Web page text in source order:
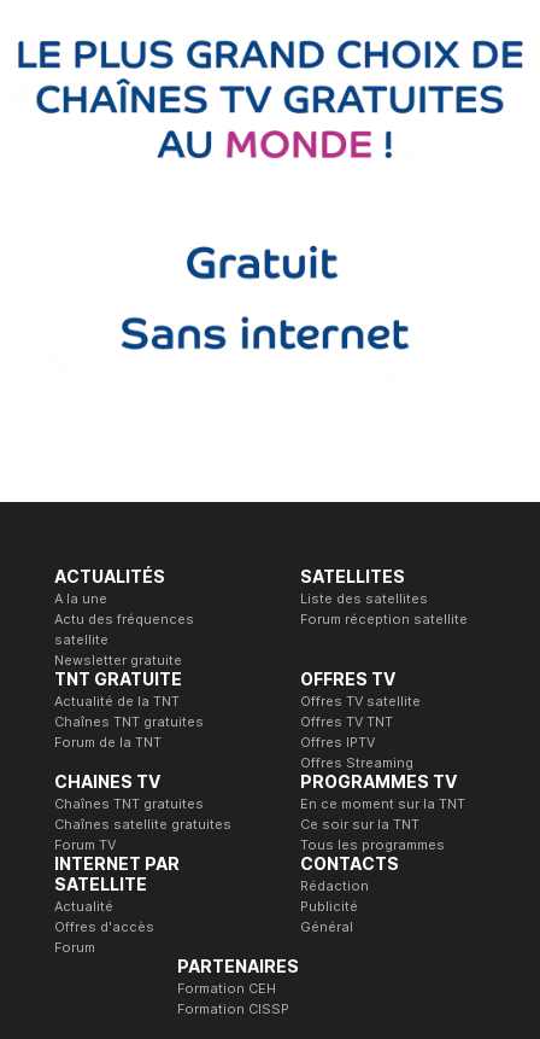
ACTUALITÉS
A la une
Actu des fréquences
satellite
Newsletter gratuite
SATELLITES
Liste des satellites
Forum réception satellite
TNT GRATUITE
Actualité de la TNT
Chaînes TNT gratuites
Forum de la TNT
OFFRES TV
Offres TV satellite
Offres TV TNT
Offres IPTV
Offres Streaming
CHAINES TV
Chaînes TNT gratuites
Chaînes satellite gratuites
Forum TV
PROGRAMMES TV
En ce moment sur la TNT
Ce soir sur la TNT
Tous les programmes
INTERNET PAR
SATELLITE
Actualité
Offres d'accès
Forum
CONTACTS
Rédaction
Publicité
Général
PARTENAIRES
Formation CEH
Formation CISSP